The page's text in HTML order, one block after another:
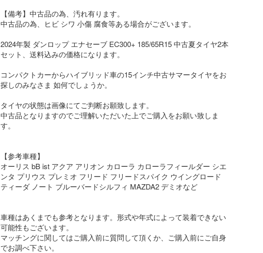
【備考】中古品の為、汚れ有ります。
中古品の為、ヒビ シワ 小傷 腐食等ある場合がございます。
2024年製 ダンロップ エナセーブ EC300+ 185/65R15 中古夏タイヤ2本
セット、送料込みの価格になります。
コンパクトカーからハイブリッド車の15インチ中古サマータイヤをお
探しのみなさま 如何でしょうか。
タイヤの状態は画像にてご判断お願致します。
中古品となりますのでご理解いただいた上でご購入をお願い致しま
す。
【参考車種】
オーリス bB ist アクア アリオン カローラ カローラフィールダー シエ
ンタ プリウス プレミオ フリード フリードスパイク ウイングロード
ティーダ ノート ブルーバードシルフィ MAZDA2 デミオなど
車種はあくまでも参考となります。形式や年式によって装着できない
可能性もございます。
マッチングに関してはご購入前に質問して頂くか、ご購入前にご自身
でお調べ下さい。